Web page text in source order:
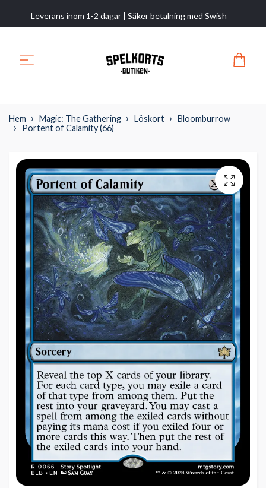
Leverans inom 1-2 dagar | Säker betalning med Swish
Hem Magic: The Gathering Löskort
Bloomburrow
Portent of Calamity (66)